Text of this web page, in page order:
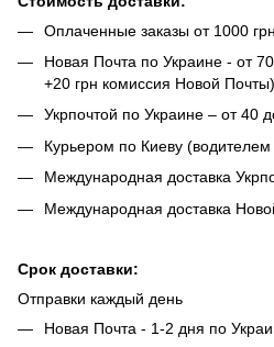
Оплаченные заказы от 1000
Новая Почта по Украине - от
+20 грн комиссия Новой Почты)
Укрпочтой по Украине – от 40
Курьером по Киеву
Международная доставка
Международная доставка
Срок доставки:
Отправки каждый день
Новая Почта - 1-2 дня по